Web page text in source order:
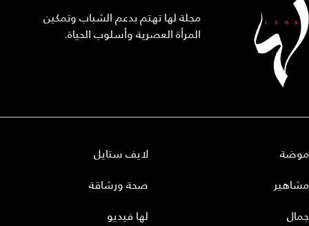
مجلة لها تهتم بدعم الشباب وتمكين
المرأة العصرية وأسلوب الحياة.
موضة
مشاهير
جمال
لايف ستايل
صحة ورشاقة
لها فيديو